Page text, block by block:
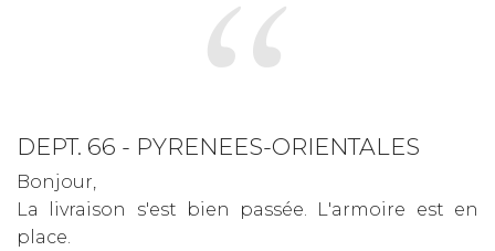
DEPT. 66 - PYRENEES-ORIENTALES
Bonjour,
La livraison s'est bien passée. L'armoire est en
place.